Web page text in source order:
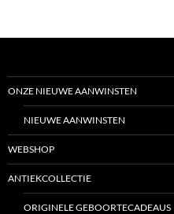
ONZE NIEUWE AANWINSTEN
NIEUWE AANWINSTEN
WEBSHOP
ANTIEKCOLLECTIE
ORIGINELE GEBOORTECADEAUS